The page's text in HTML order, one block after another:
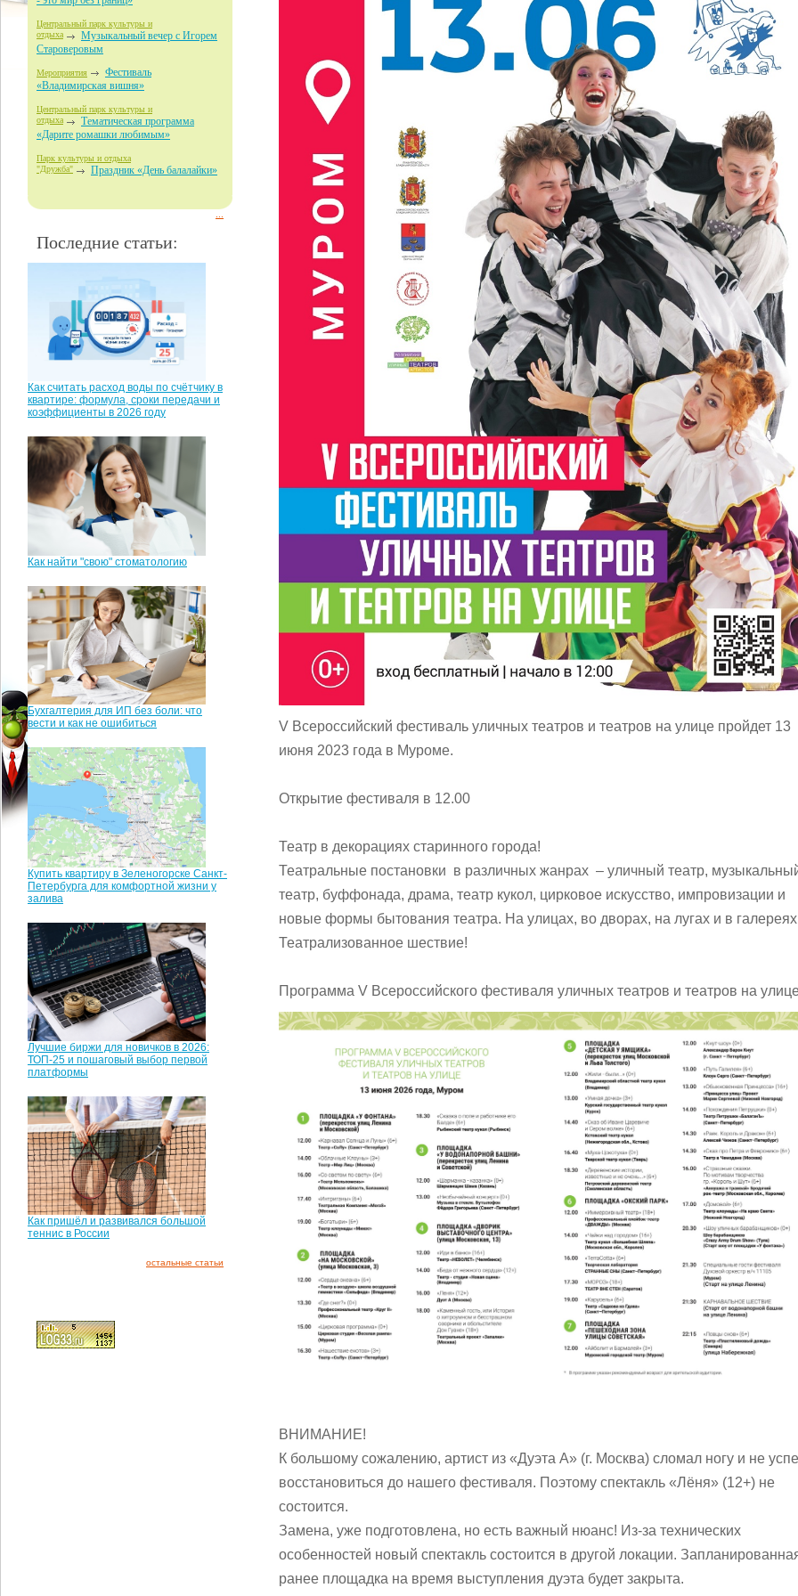
Центральный парк культуры и
отдыха
Музыкальный вечер с Игорем
Староверовым
Мероприятия
Фестиваль
«Владимирская вишня»
Центральный парк культуры и
отдыха
Тематическая программа
«Дарите ромашки любимым»
Парк культуры и отдыха
"Дружба" Праздник «День балалайки»
Последние статьи:
Как считать расход воды по счётчику в
квартире: формула, сроки передачи и
коэффициенты в 2026 году
Как найти "свою" стоматологию
Бухгалтерия для ИП без боли: что
вести и как не ошибиться
Купить квартиру в Зеленогорске Санкт-
Петербурга для комфортной жизни у
залива
Лучшие биржи для новичков в 2026:
ТОП-25 и пошаговый выбор первой
платформы
Как пришёл и развивался большой
теннис в России
остальные статьи
V Всероссийский фестиваль уличных театров и театров на улице пройдет 13
июня 2023 года в Муроме.
Открытие фестиваля в 12.00
Театр в декорациях старинного города!
Театральные постановки в различных жанрах – уличный театр,
театр, буффонада, драма, театр кукол, цирковое искусство, импровизации и
новые формы бытования театра. На улицах, во дворах, на лугах и в
Театрализованное шествие!
Программа V Всероссийского фестиваля уличных театров и театров на
ВНИМАНИЕ!
К большому сожалению, артист из «Дуэта А» (г. Москва) сломал ногу и не
восстановиться до нашего фестиваля. Поэтому спектакль «Лёня» (12+) не
состоится.
Замена, уже подготовлена, но есть важный нюанс! Из‑за технических
особенностей новый спектакль состоится в другой локации.
ранее площадка на время выступления дуэта будет закрыта.